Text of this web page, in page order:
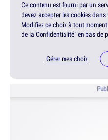
Ce contenu est fourni par un
devez accepter les cookies
Modifiez ce choix à tout
de la Confidentialité" en bas de
Gérer mes choix